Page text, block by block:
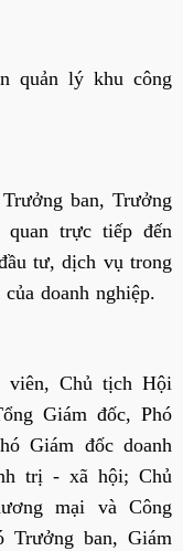
quản lý khu công
ban, Trưởng
quan trực tiếp đến
tư, dịch vụ trong
doanh nghiệp.
viên, Chủ tịch Hội
Giám đốc, Phó
Giám đốc doanh
trị - xã hội; Chủ
mại và Công
Trưởng ban, Giám